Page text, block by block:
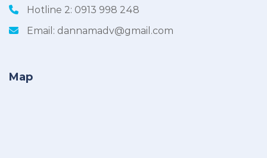
Hotline 2: 0913 998 248
Email: dannamadv@gmail.com
Map